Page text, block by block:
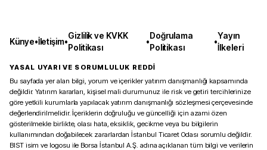
Künye•İletişim•
Gizlilik ve KVKK
Politikası
•
Doğrulama
Politikası
•
Yayın
İlkeleri
YASAL UYARI VE SORUMLULUK REDDİ
Bu sayfada yer alan bilgi, yorum ve içerikler yatırım danışmanlığı kapsamında
değildir. Yatırım kararları, kişisel mali durumunuz ile risk ve getiri tercihlerinize
göre yetkili kurumlarla yapılacak yatırım danışmanlığı sözleşmesi çerçevesinde
değerlendirilmelidir. İçeriklerin doğruluğu ve güncelliği için azami özen
gösterilmekle birlikte, olası hata, eksiklik, gecikme veya bu bilgilerin
kullanımından doğabilecek zararlardan İstanbul Ticaret Odası sorumlu değildir.
BIST isim ve logosu ile Borsa İstanbul A.Ş. adına açıklanan tüm bilgi ve verilerin